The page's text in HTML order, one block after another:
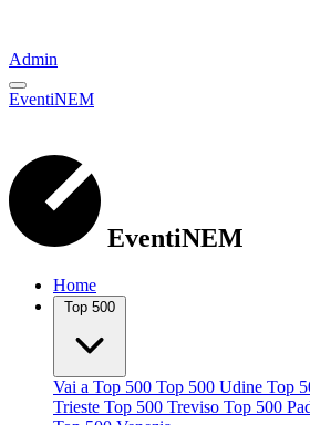
Admin
EventiNEM
EventiNEM
Home
Top 500
Vai a Top 500 Top 500 Udine Top
Trieste Top 500 Treviso Top 500